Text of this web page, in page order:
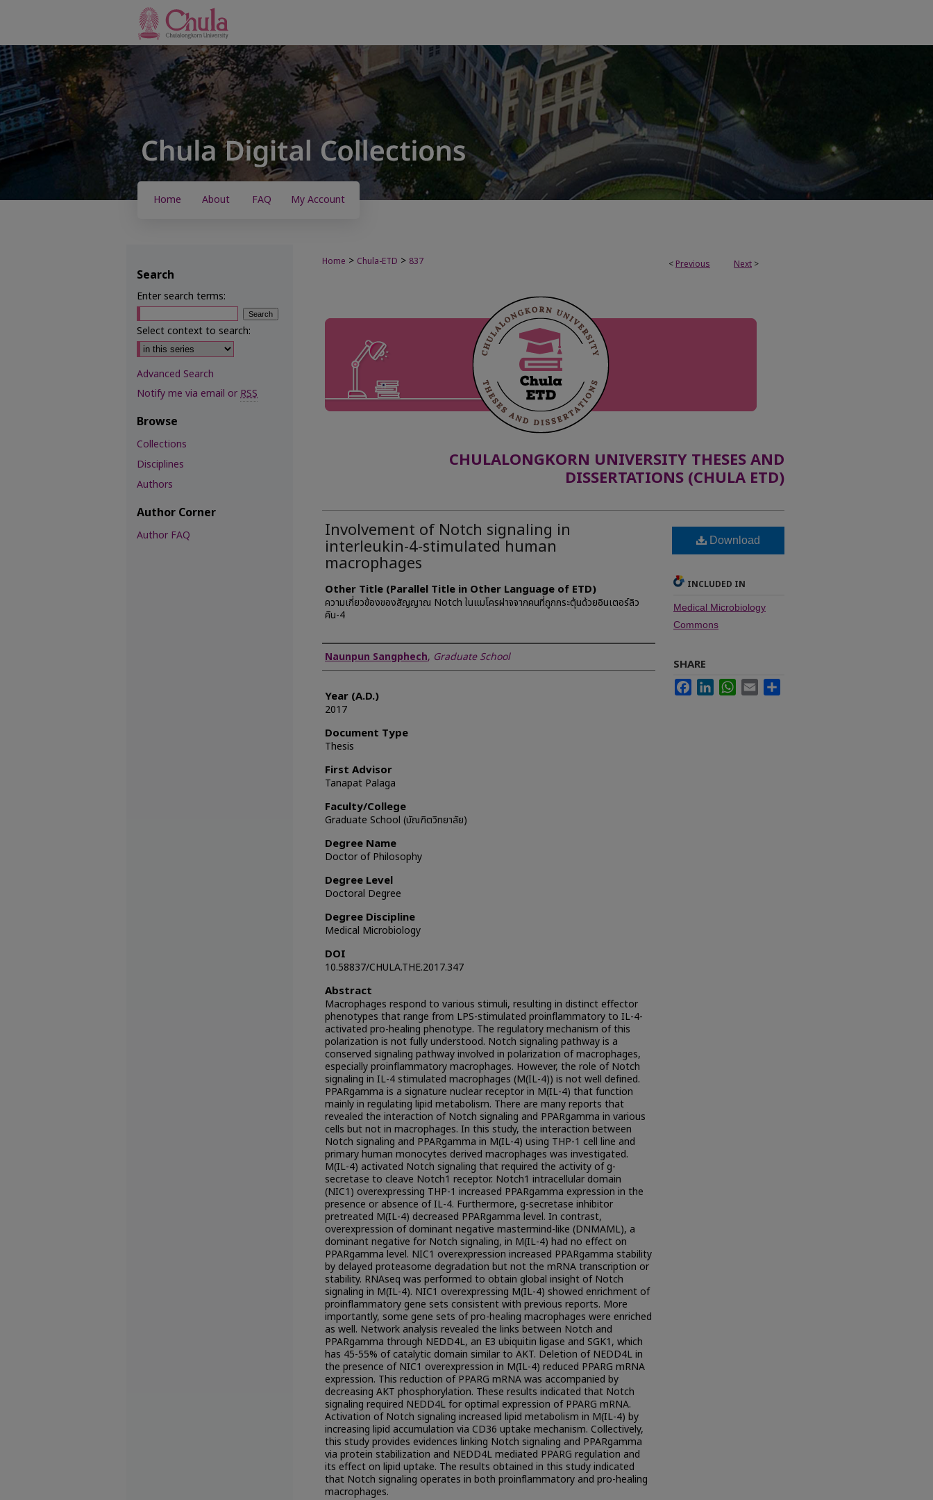
Home About FAQ My Account
< Previous Next >
Home > Chula-ETD > 837
CHULALONGKORN UNIVERSITY THESES AND
DISSERTATIONS (CHULA ETD)
Involvement of Notch signaling in
interleukin-4-stimulated human
macrophages
Other Title (Parallel Title in Other Language of ETD)
ความเกี่ยวข้องของสัญญาณ Notch ในแมโครฝาจจากคนที่ถูกกระตุ้นด้วยอินเตอร์ลิว
คิน-4
Author
Naunpun Sangphech, Graduate School
Year (A.D.)
2017
Document Type
Thesis
First Advisor
Tanapat Palaga
Faculty/College
Graduate School (บัณฑิตวิทยาลัย)
Degree Name
Doctor of Philosophy
Degree Level
Doctoral Degree
Degree Discipline
Medical Microbiology
DOI
10.58837/CHULA.THE.2017.347
Abstract
Macrophages respond to various stimuli, resulting in distinct effector
phenotypes that range from LPS-stimulated proinflammatory to IL-4-
activated pro-healing phenotype. The regulatory mechanism of this
polarization is not fully understood. Notch signaling pathway is a
conserved signaling pathway involved in polarization of macrophages,
especially proinflammatory macrophages. However, the role of Notch
signaling in IL-4 stimulated macrophages (M(IL-4)) is not well defined.
PPARgamma is a signature nuclear receptor in M(IL-4) that function
mainly in regulating lipid metabolism. There are many reports that
revealed the interaction of Notch signaling and PPARgamma in various
cells but not in macrophages. In this study, the interaction between
Notch signaling and PPARgamma in M(IL-4) using THP-1 cell line and
primary human monocytes derived macrophages was investigated.
M(IL-4) activated Notch signaling that required the activity of g-
secretase to cleave Notch1 receptor. Notch1 intracellular domain
(NIC1) overexpressing THP-1 increased PPARgamma expression in the
presence or absence of IL-4. Furthermore, g-secretase inhibitor
pretreated M(IL-4) decreased PPARgamma level. In contrast,
overexpression of dominant negative mastermind-like (DNMAML), a
dominant negative for Notch signaling, in M(IL-4) had no effect on
PPARgamma level. NIC1 overexpression increased PPARgamma stability
by delayed proteasome degradation but not the mRNA transcription or
stability. RNAseq was performed to obtain global insight of Notch
signaling in M(IL-4). NIC1 overexpressing M(IL-4) showed enrichment of
proinflammatory gene sets consistent with previous reports. More
importantly, some gene sets of pro-healing macrophages were enriched
as well. Network analysis revealed the links between Notch and
PPARgamma through NEDD4L, an E3 ubiquitin ligase and SGK1, which
has 45-55% of catalytic domain similar to AKT. Deletion of NEDD4L in
the presence of NIC1 overexpression in M(IL-4) reduced PPARG mRNA
expression. This reduction of PPARG mRNA was accompanied by
decreasing AKT phosphorylation. These results indicated that Notch
signaling required NEDD4L for optimal expression of PPARG mRNA.
Activation of Notch signaling increased lipid metabolism in M(IL-4) by
increasing lipid accumulation via CD36 uptake mechanism. Collectively,
this study provides evidences linking Notch signaling and PPARgamma
via protein stabilization and NEDD4L mediated PPARG regulation and
its effect on lipid uptake. The results obtained in this study indicated
that Notch signaling operates in both proinflammatory and pro-healing
macrophages.
Download
INCLUDED IN
Medical Microbiology
Commons
SHARE
FacebookLinkedInWhatsApp
Email
Search
Enter search terms:
Select context to search:
Advanced Search
Notify me via email orRSS
Browse
Collections
Disciplines
Authors
Author Corner
Author FAQ